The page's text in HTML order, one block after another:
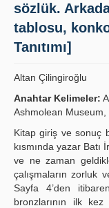
sözlük.
tablosu,
Tanıtımı]
Altan Çilingiroğlu
Anahtar Kelimeler:
Ashmolean Museum,
Kitap giriş ve sonuç
kısmında yazar Batı
ve ne zaman
çalışmaların zorluk
Sayfa 4’den
bronzlarının ilk kez